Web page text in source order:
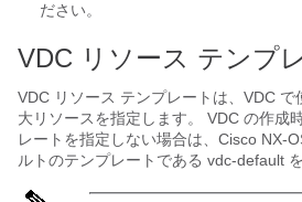
ださい。
VDC リソース テンプ
VDC リソース テンプレートは、VDC で
大リソースを指定します。 VDC の作成
レートを指定しない場合は、Cisco NX-
ルトのテンプレートである vdc-default